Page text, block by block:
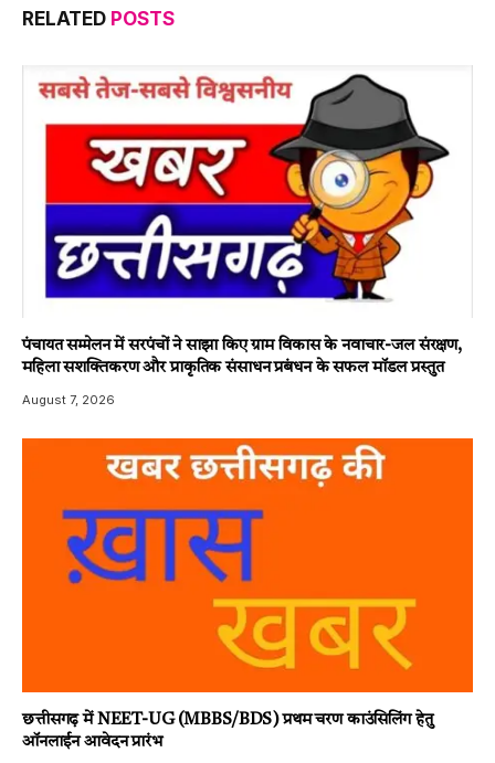
RELATED POSTS
पंचायत सम्मेलन में सरपंचों ने साझा किए ग्राम विकास के नवाचार-जल संरक्षण,
महिला सशक्तिकरण और प्राकृतिक संसाधन प्रबंधन के सफल मॉडल प्रस्तुत
August 7, 2026
छत्तीसगढ़ में NEET-UG (MBBS/BDS) प्रथम चरण काउंसिलिंग हेतु
ऑनलाईन आवेदन प्रारंभ